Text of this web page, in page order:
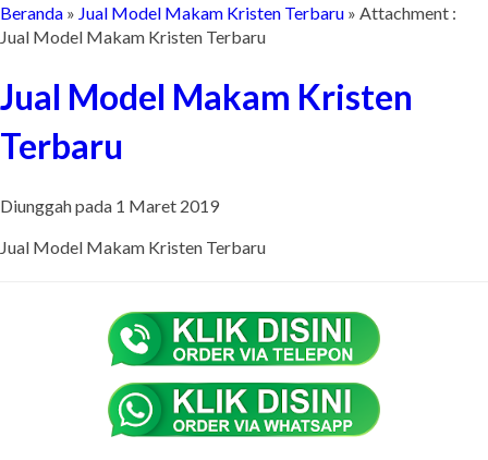
Beranda » Jual Model Makam Kristen Terbaru » Attachment :
Jual Model Makam Kristen Terbaru
Jual Model Makam Kristen
Terbaru
Diunggah pada 1 Maret 2019
Jual Model Makam Kristen Terbaru